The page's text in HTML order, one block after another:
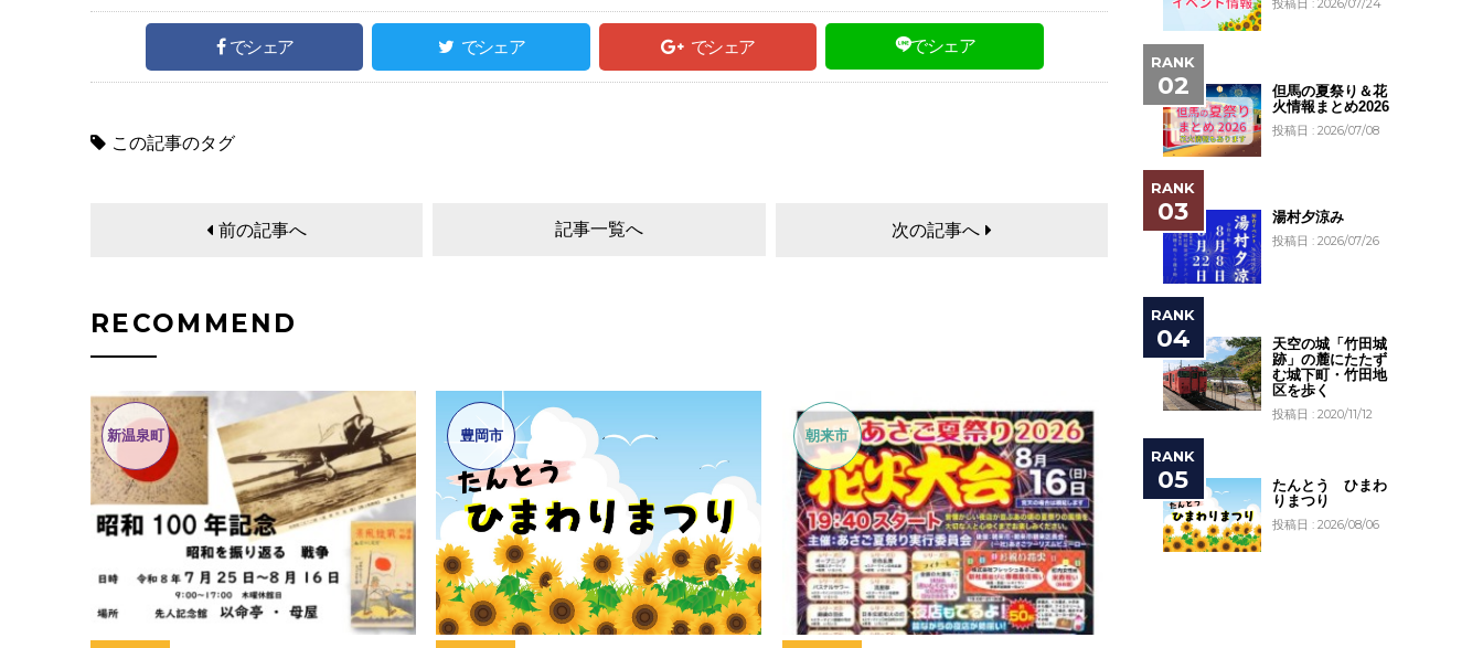
でシェア でシェア でシェア でシェア
この記事のタグ
前の記事へ 記事一覧へ 次の記事へ
RECOMMEND
新温泉町 豊岡市 朝来市
但馬の夏祭り＆花
火情報まとめ2026
投稿日 : 2026/07/08
湯村夕涼み
投稿日 : 2026/07/26
天空の城「竹田城
跡」の麓にたたず
む城下町・竹田地
区を歩く
投稿日 : 2020/11/12
たんとう ひまわ
りまつり
投稿日 : 2026/08/06